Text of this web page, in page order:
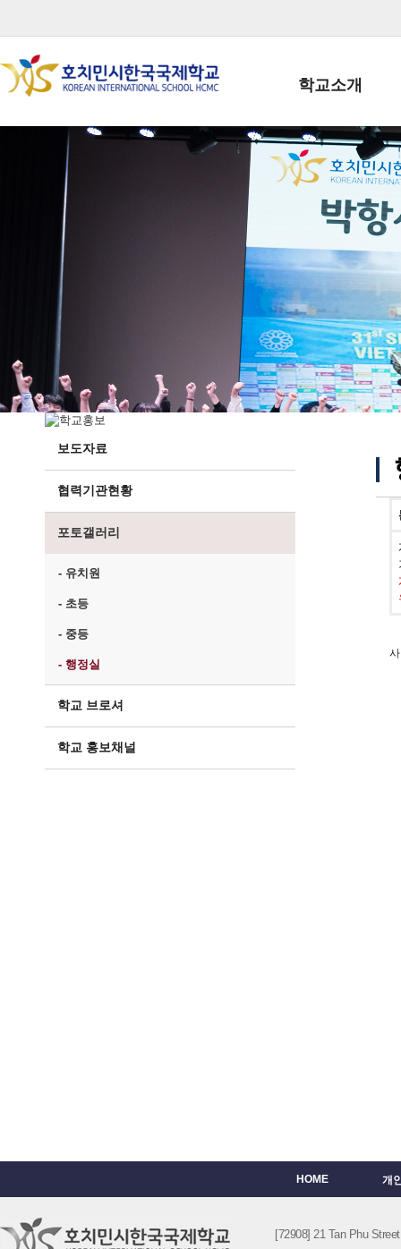
학교소개
학교장인사말
학생회장인사말
학교상징
학교 CI
교직원현황
학생현황
위치/전화
전경사진
보도자료
협력기관현황
포토갤러리
- 유치원
- 초등
- 중등
- 행정실
학교 브로셔
학교 홍보채널
HOME 개
[72908] 21 Tan Phu